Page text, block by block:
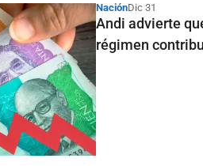
NaciónDic 31
Andi advierte
régimen